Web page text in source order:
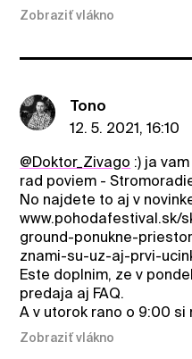
Zobraziť vlákno
Tono
12. 5. 2021, 16:10
@Doktor_Zivago :) ja
rad poviem -
No najdete to aj v
www.pohodafestival.sk/
ground-ponukne-
znami-su-uz-aj-prvi-
Este doplnim, ze v
predaja aj FAQ.
A v utorok rano o 9:00 si
Zobraziť vlákno